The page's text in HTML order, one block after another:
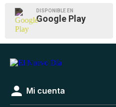
DISPONIBLE EN
Google Play
Mi cuenta